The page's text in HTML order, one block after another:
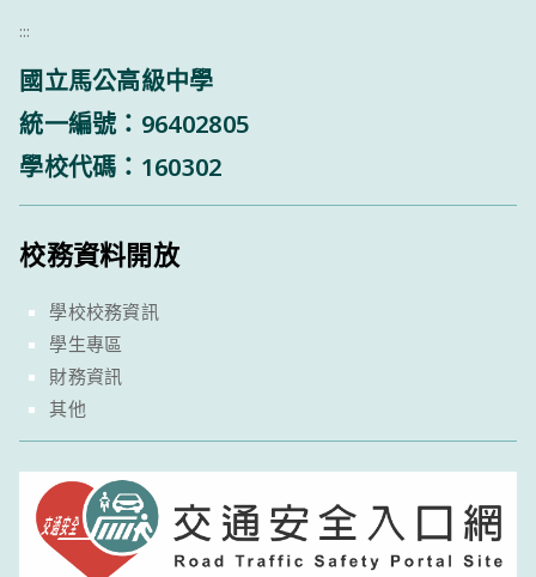
:::
國立馬公高級中學
統一編號：96402805
學校代碼：160302
校務資料開放
學校校務資訊
學生專區
財務資訊
其他